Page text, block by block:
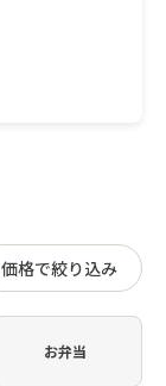
価格で絞り込み
お弁当